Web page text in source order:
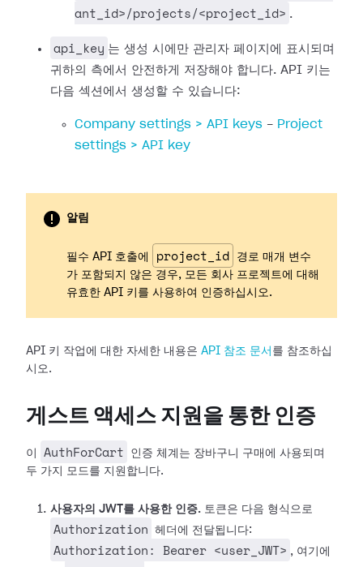
ant_id>/projects/<project_id> .
api_key 는 생성 시에만 관리자 페이지에 표시되며
귀하의 측에서 안전하게 저장해야 합니다. API 키는
다음 섹션에서 생성할 수 있습니다:
Company settings > API keys - Project
settings > API key
알림
필수 API 호출에 project_id
경로 매개 변수
가 포함되지 않은 경우, 모든 회사 프로젝트에 대해
유효한 API 키를 사용하여 인증하십시오.
API 키 작업에 대한 자세한 내용은 API 참조 문서 를 참조하십
시오.
게스트 액세스 지원을 통한 인증
이 AuthForCart
인증 체계는 장바구니 구매에 사용되며
두 가지 모드를 지원합니다.
사용자의 JWT를 사용한 인증. 토큰은 다음 형식으로
Authorization 헤더에 전달됩니다:
Authorization: Bearer <user_JWT> , 여기에